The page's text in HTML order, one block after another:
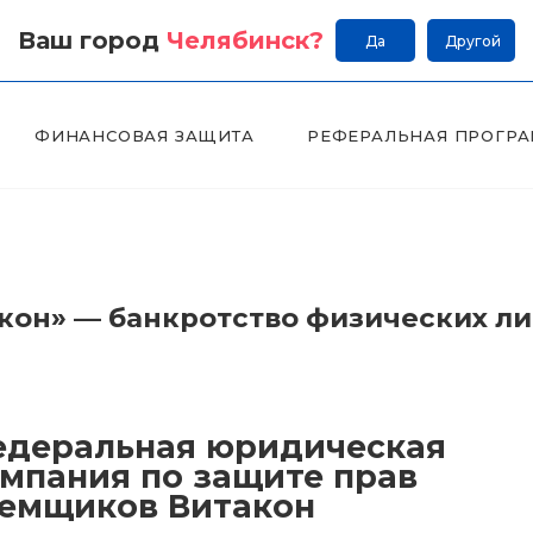
Ваш город Челябинск? Да Другой
ФИНАНСОВАЯ ЗАЩИТА РЕФЕРАЛЬНАЯ
— банкротство физических
юридическая
по защите прав
Витакон